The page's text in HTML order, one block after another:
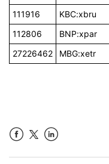
111916
KBC:xbru
112806
BNP:xpar
27226462
MBG:xetr